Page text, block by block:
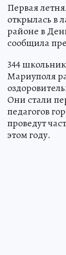
Первая
открылась в
районе в
сообщила
344
Мариуполя
Они стали
педагогов
проведут
этом году.